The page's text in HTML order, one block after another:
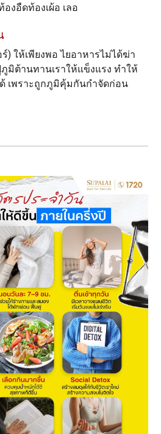
งอืดท้องเผ้อ เลอ
) ให้เพียงพอ ไยอาหารไม่ได้ฆ่า
มิต้านทานเราให้แข็งแรง ทำให้
ด้ เพราะถูกภูมิคุ้มกันกำจัดก่อน